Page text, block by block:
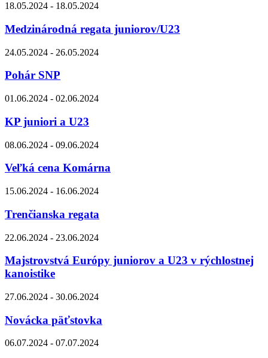
18.05.2024 - 18.05.2024
Medzinárodná regata juniorov/U23
24.05.2024 - 26.05.2024
Pohár SNP
01.06.2024 - 02.06.2024
KP juniori a U23
08.06.2024 - 09.06.2024
Veľká cena Komárna
15.06.2024 - 16.06.2024
Trenčianska regata
22.06.2024 - 23.06.2024
Majstrovstvá Európy juniorov a U23 v rýchlostnej
kanoistike
27.06.2024 - 30.06.2024
Novácka päťstovka
06.07.2024 - 07.07.2024